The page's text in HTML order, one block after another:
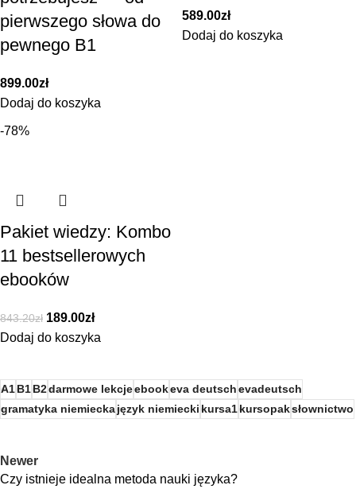
pierwszego słowa do
pewnego B1
899.00zł
Dodaj do koszyka
589.00zł
Dodaj do koszyka
-78%
Pakiet wiedzy: Kombo
11 bestsellerowych
ebooków
843.20zł 189.00zł
Dodaj do koszyka
A1B1B2darmowe lekcjeebookeva deutschevadeutsch
gramatyka niemieckajęzyk niemieckikursa1kursopaksłownictwo
Newer
Czy istnieje idealna metoda nauki języka?